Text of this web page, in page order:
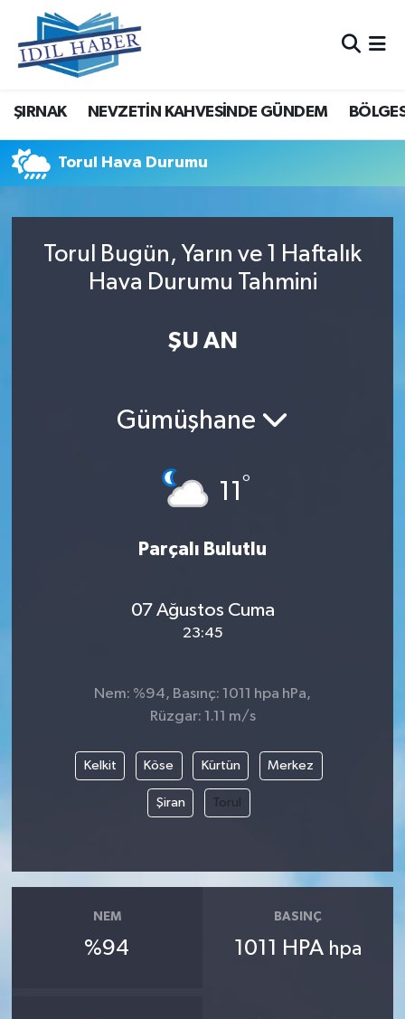
ŞIRNAK NEVZETİN KAHVESİNDE GÜNDEM
Torul Hava Durumu
Torul Bugün, Yarın ve 1 Haftalık
Hava Durumu Tahmini
ŞU AN
Gümüşhane
11°
Parçalı Bulutlu
07 Ağustos Cuma
23:45
Nem: %94, Basınç: 1011 hpa hPa,
Rüzgar: 1.11 m/s
Kelkit Köse Kürtün Merkez
Şiran Torul
NEM
%94
BASINÇ
1011 HPA hpa
Nöbetçi Eczaneler
Hava Durumu
Trafik Durumu
Tüm Manşetler